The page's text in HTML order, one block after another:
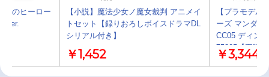
僕のヒーロー
ver.
【小説】魔法少女ノ魔女裁判 アニメイ
トセット【録りおろしボイスドラマDL
シリアル付き】
￥1,452
【プラモデル
ーズ マンダロ
CC05 ディン
75805【再販】
￥3,344